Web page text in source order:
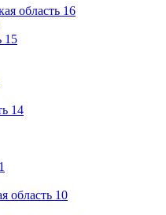
область 16
15
14
область 10